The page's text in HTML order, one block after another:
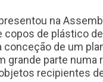
na
copos de plástico
conceção de um
grande parte numa
recipientes